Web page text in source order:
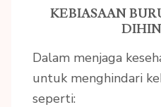
KEBIASAAN
Dalam menjaga
untuk menghindari
seperti: